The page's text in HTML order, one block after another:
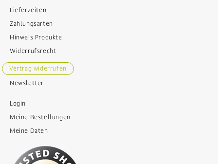
Lieferzeiten
Zahlungsarten
Hinweis Produkte
Widerrufsrecht
Vertrag widerrufen
Newsletter
Login
Meine Bestellungen
Meine Daten